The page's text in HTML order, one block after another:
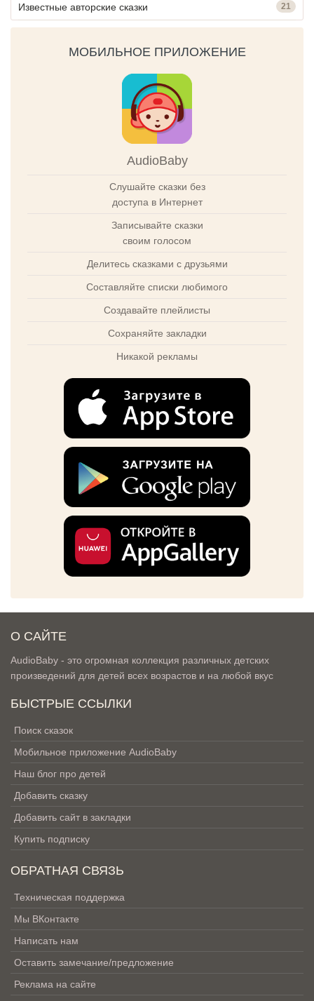
Известные авторские сказки 21
МОБИЛЬНОЕ ПРИЛОЖЕНИЕ
AudioBaby
Слушайте сказки без
доступа в Интернет
Записывайте сказки
своим голосом
Делитесь сказками с друзьями
Составляйте списки любимого
Создавайте плейлисты
Сохраняйте закладки
Никакой рекламы
О САЙТЕ
AudioBaby - это огромная коллекция различных детских
произведений для детей всех возрастов и на любой вкус
БЫСТРЫЕ ССЫЛКИ
Поиск сказок
Мобильное приложение AudioBaby
Наш блог про детей
Добавить сказку
Добавить сайт в закладки
Купить подписку
ОБРАТНАЯ СВЯЗЬ
Техническая поддержка
Мы ВКонтакте
Написать нам
Оставить замечание/предложение
Реклама на сайте